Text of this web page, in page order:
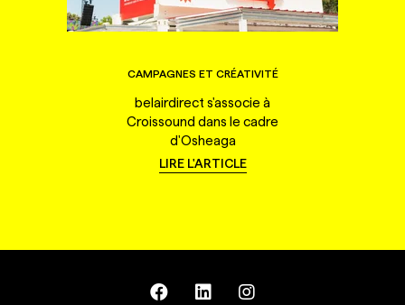
CAMPAGNES ET CRÉATIVITÉ
belairdirect s'associe à
Croissound dans le cadre
d'Osheaga
LIRE L'ARTICLE